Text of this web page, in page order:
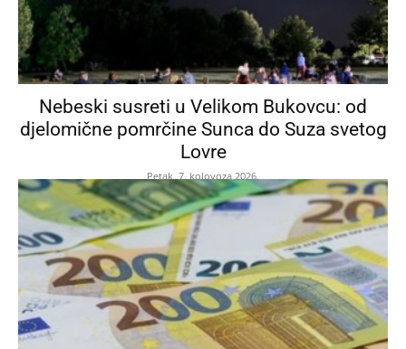
Nebeski susreti u Velikom Bukovcu: od
djelomične pomrčine Sunca do Suza svetog
Lovre
Petak, 7. kolovoza 2026.